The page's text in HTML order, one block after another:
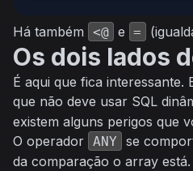
Há também <@ e =
Os dois lados
É aqui que fica
que não deve usar SQL
existem alguns perigos que
O operador ANY
se
da comparação o array está.